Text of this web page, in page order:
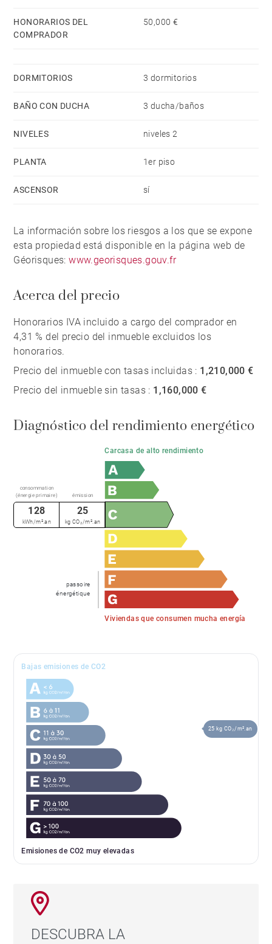
HONORARIOS DEL
COMPRADOR
50,000 €
DORMITORIOS 3 dormitorios
BAÑO CON DUCHA 3 ducha/baños
NIVELES niveles 2
PLANTA 1er piso
ASCENSOR sí
La información sobre los riesgos a los que se expone
esta propiedad está disponible en la página web de
Géorisques:www.georisques.gouv.fr
Acerca del precio
Honorarios IVA incluido a cargo del comprador en
4,31 % del precio del inmueble excluidos los
honorarios.
Precio del inmueble con tasas incluidas : 1,210,000 €
Precio del inmueble sin tasas : 1,160,000 €
Diagnóstico del rendimiento energético
Carcasa de alto rendimiento
Viviendas que consumen mucha energía
passoire
énergétique
consommation
(énergie primaire)
émission
128
kWh/m².an
25
kg CO₂/m².an
Bajas emisiones de CO2
Emisiones de CO2 muy elevadas
25 kg CO₂/m².an
DESCUBRA LA